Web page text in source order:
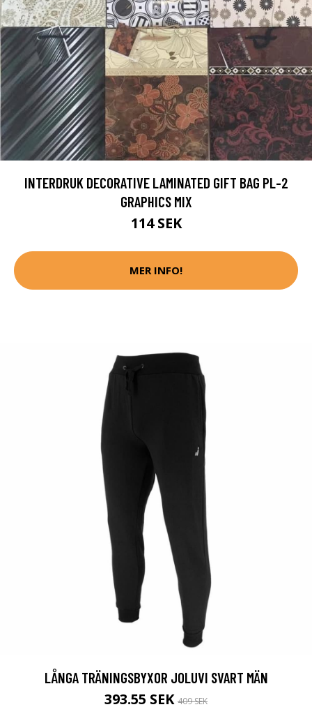
INTERDRUK DECORATIVE LAMINATED GIFT BAG PL-2
GRAPHICS MIX
114 SEK
MER INFO!
LÅNGA TRÄNINGSBYXOR JOLUVI SVART MÄN
393.55 SEK 409 SEK